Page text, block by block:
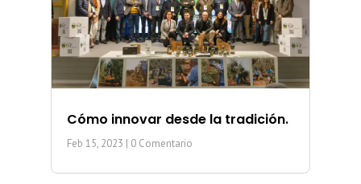
Cómo innovar desde la tradición.
Feb 15, 2023 | 0 Comentario